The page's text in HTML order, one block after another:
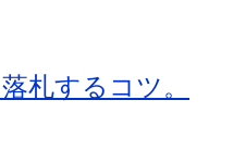
札するコツ。